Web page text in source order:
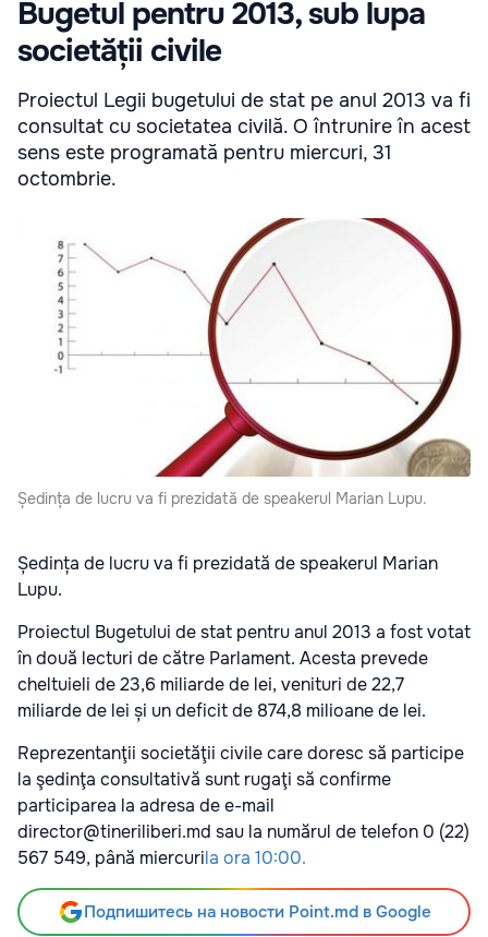
Bugetul pentru 2013, sub lupa
societății civile
Proiectul Legii bugetului de stat pe anul 2013 va fi
consultat cu societatea civilă. O întrunire în acest
sens este programată pentru miercuri, 31
octombrie.
Ședința de lucru va fi prezidată de speakerul Marian Lupu.
Ședința de lucru va fi prezidată de speakerul Marian
Lupu.
Proiectul Bugetului de stat pentru anul 2013 a fost votat
în două lecturi de către Parlament. Acesta prevede
cheltuieli de 23,6 miliarde de lei, venituri de 22,7
miliarde de lei și un deficit de 874,8 milioane de lei.
Reprezentanţii societăţii civile care doresc să participe
la şedinţa consultativă sunt rugaţi să confirme
participarea la adresa de e-mail
director@tineriliberi.md sau la numărul de telefon 0 (22)
567 549, până miercurila ora 10:00.
Подпишитесь на новости Point.md в Google